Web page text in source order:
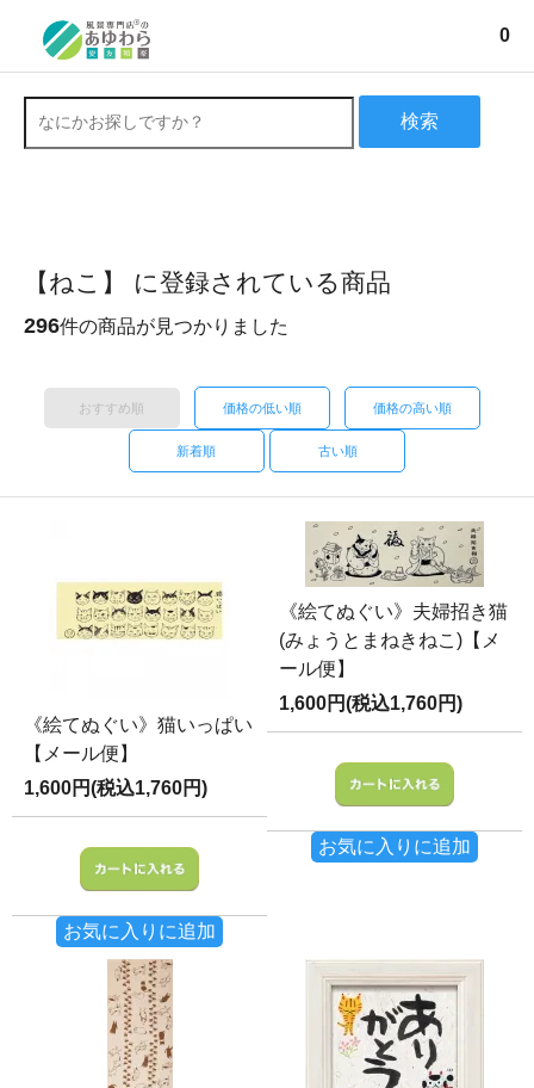
0
検索
【ねこ】 に登録されている商品
296件の商品が見つかりました
おすすめ順 価格の低い順 価格の高い順
新着順 古い順
《絵てぬぐい》猫いっぱい
【メール便】
1,600円(税込1,760円)
お気に入りに追加
《絵てぬぐい》夫婦招き猫
(みょうとまねきねこ)【メ
ール便】
1,600円(税込1,760円)
お気に入りに追加